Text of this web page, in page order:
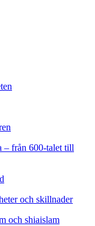
– från 600-talet till
och skillnader
och shiaislam